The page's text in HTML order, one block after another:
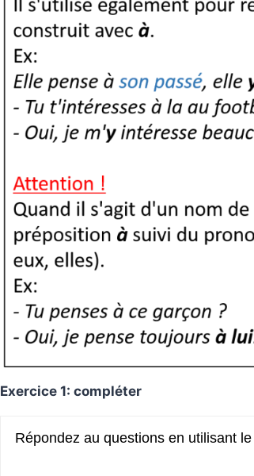
Exercice 1: compléter